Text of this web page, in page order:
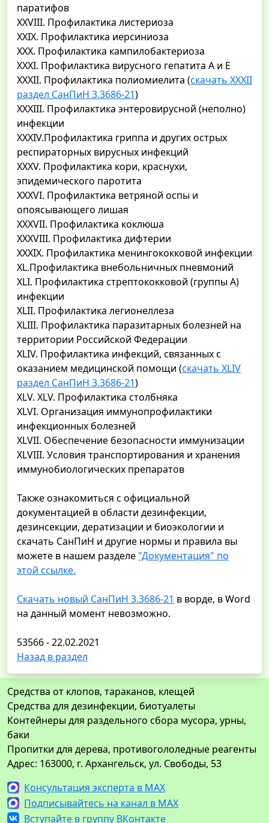
паратифов
XXVIII. Профилактика листериоза
XXIX. Профилактика иерсиниоза
XXX. Профилактика кампилобактериоза
XXXI. Профилактика вирусного гепатита А и Е
XXXII. Профилактика полиомиелита (скачать ХХХII
раздел СанПиН 3.3686-21)
XXXIII. Профилактика энтеровирусной (неполно)
инфекции
XXXIV.Профилактика гриппа и других острых
респираторных вирусных инфекций
XXXV. Профилактика кори, краснухи,
эпидемического паротита
XXXVI. Профилактика ветряной оспы и
опоясывающего лишая
XXXVII. Профилактика коклюша
XXXVIII. Профилактика дифтерии
XXXIX. Профилактика менингококковой инфекции
XL.Профилактика внебольничных пневмоний
XLI. Профилактика стрептококковой (группы А)
инфекции
XLII. Профилактика легионеллеза
XLIII. Профилактика паразитарных болезней на
территории Российской Федерации
XLIV. Профилактика инфекций, связанных с
оказанием медицинской помощи (скачать XLIV
раздел СанПиН 3.3686-21)
XLV. XLV. Профилактика столбняка
XLVI. Организация иммунопрофилактики
инфекционных болезней
XLVII. Обеспечение безопасности иммунизации
XLVIII. Условия транспортирования и хранения
иммунобиологических препаратов
Также ознакомиться с официальной
документацией в области дезинфекции,
дезинсекции, дератизации и биоэкологии и
скачать СанПиН и другие нормы и правила вы
можете в нашем разделе "Документация" по
этой ссылке.
Скачать новый СанПиН 3.3686-21 в ворде, в Word
на данный момент невозможно.
53566 - 22.02.2021
Назад в раздел
Средства от клопов, тараканов, клещей
Средства для дезинфекции, биотуалеты
Контейнеры для раздельного сбора мусора, урны,
баки
Пропитки для дерева, противогололедные реагенты
Адрес: 163000, г. Архангельск, ул. Свободы, 53
Консультация эксперта в MAX
Подписывайтесь на канал в MAX
Вступайте в группу ВКонтакте